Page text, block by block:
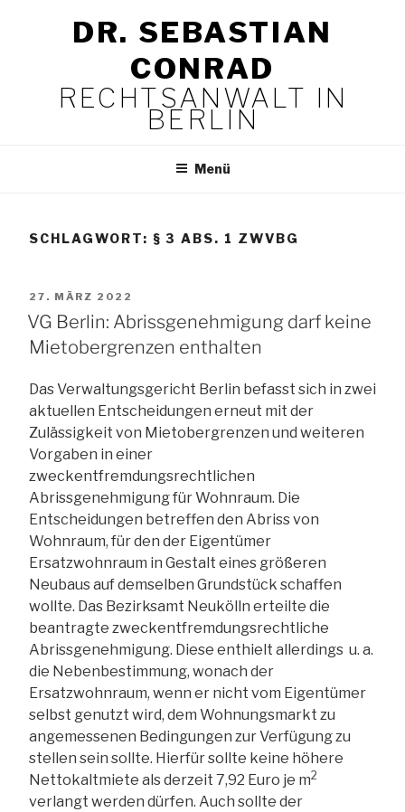
DR. SEBASTIAN
CONRAD
RECHTSANWALT IN
BERLIN
Menü
SCHLAGWORT: § 3 ABS. 1 ZWVBG
VERÖFFENTLICHT
AM
27. MÄRZ 2022
VG Berlin: Abrissgenehmigung darf keine
Mietobergrenzen enthalten
Das Verwaltungsgericht Berlin befasst sich in zwei
aktuellen Entscheidungen erneut mit der
Zulässigkeit von Mietobergrenzen und weiteren
Vorgaben in einer
zweckentfremdungsrechtlichen
Abrissgenehmigung für Wohnraum. Die
Entscheidungen betreffen den Abriss von
Wohnraum, für den der Eigentümer
Ersatzwohnraum in Gestalt eines größeren
Neubaus auf demselben Grundstück schaffen
wollte. Das Bezirksamt Neukölln erteilte die
beantragte zweckentfremdungsrechtliche
Abrissgenehmigung. Diese enthielt allerdings u. a.
die Nebenbestimmung, wonach der
Ersatzwohnraum, wenn er nicht vom Eigentümer
selbst genutzt wird, dem Wohnungsmarkt zu
angemessenen Bedingungen zur Verfügung zu
stellen sein sollte. Hierfür sollte keine höhere
Nettokaltmiete als derzeit 7,92 Euro je m2
verlangt werden dürfen. Auch sollte der